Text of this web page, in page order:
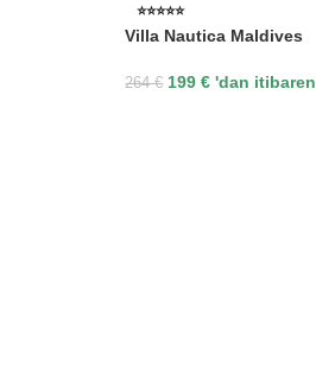
⭐⭐⭐⭐⭐
Villa Nautica Maldives
264€ 199€ 'dan itibaren